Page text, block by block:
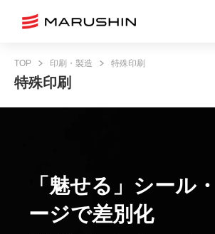
TOP 印刷・製造 特殊印刷
特殊印刷
「魅せる」シール
ージで差別化